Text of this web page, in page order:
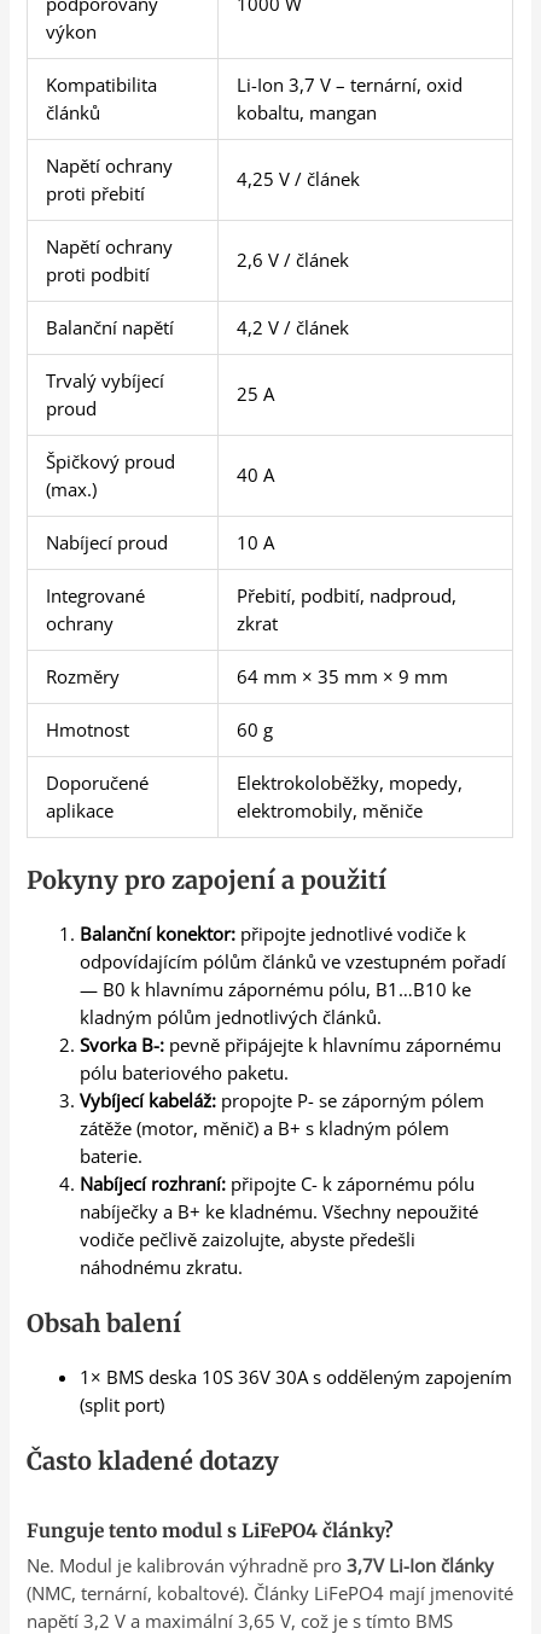
výkon
Kompatibilita
článků
Li-Ion 3,7 V – ternární, oxid
kobaltu, mangan
Napětí ochrany
proti přebití
4,25 V / článek
Napětí ochrany
proti podbití
2,6 V / článek
Balanční napětí 4,2 V / článek
Trvalý vybíjecí
proud
25 A
Špičkový proud
(max.)
40 A
Nabíjecí proud 10 A
Integrované
ochrany
Přebití, podbití, nadproud,
zkrat
Rozměry 64 mm × 35 mm × 9 mm
Hmotnost 60 g
Doporučené
aplikace
Elektrokoloběžky, mopedy,
elektromobily, měniče
Pokyny pro zapojení a použití
Balanční konektor: připojte jednotlivé vodiče k
odpovídajícím pólům článků ve vzestupném pořadí
— B0 k hlavnímu zápornému pólu, B1…B10 ke
kladným pólům jednotlivých článků.
Svorka B-: pevně připájejte k hlavnímu zápornému
pólu bateriového paketu.
Vybíjecí kabeláž: propojte P- se záporným pólem
zátěže (motor, měnič) a B+ s kladným pólem
baterie.
Nabíjecí rozhraní: připojte C- k zápornému pólu
nabíječky a B+ ke kladnému. Všechny nepoužité
vodiče pečlivě zaizolujte, abyste předešli
náhodnému zkratu.
Obsah balení
1× BMS deska 10S 36V 30A s odděleným zapojením
(split port)
Často kladené dotazy
Funguje tento modul s LiFePO4 články?
Ne. Modul je kalibrován výhradně pro3,7V Li-Ion články
(NMC, ternární, kobaltové). Články LiFePO4 mají jmenovité
napětí 3,2 V a maximální 3,65 V, což je s tímto BMS